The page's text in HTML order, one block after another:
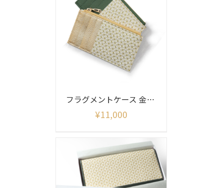
フラグメントケース 金彩麻の葉柄
¥11,000